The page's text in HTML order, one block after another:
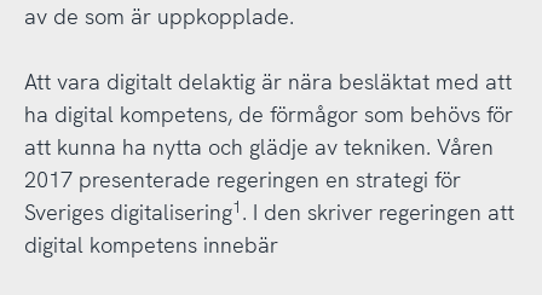
av de som är uppkopplade.
Att vara digitalt delaktig är nära besläktat med att
ha digital kompetens, de förmågor som behövs för
att kunna ha nytta och glädje av tekniken. Våren
2017 presenterade regeringen en strategi för
Sveriges digitalisering1 . I den skriver regeringen att
digital kompetens innebär